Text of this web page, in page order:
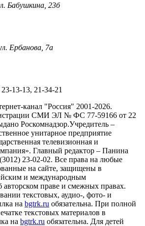
Бабушкина, 23б
Ербанова, 7а
13-13, 21-34-21
канал "Россия" 2001-2026.
СМИ ЭЛ № ФС 77-59166 от 22
Роскомнадзор.Учредитель –
унитарное предприятие
телевизионная и
Главный редактор – Панина
23-02-02. Все права на любые
на сайте, защищены в
и международным
авторском праве и смежных правах.
текстовых, аудио-, фото- и
на bgtrk.ru обязательна. При полной
текстовых материалов в
на bgtrk.ru обязательна. Для детей